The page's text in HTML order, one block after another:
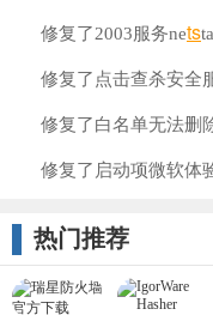
修复了2003服务nets
修复了点击查杀安全
修复了白名单无法删
修复了启动项微软体
热门推荐